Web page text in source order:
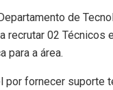
de
recrutar 02 Técnicos
para a área.
por fornecer suporte